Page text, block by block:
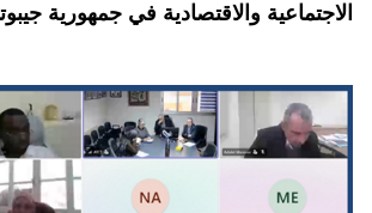
والاقتصادية في جمهورية جيبوتي.